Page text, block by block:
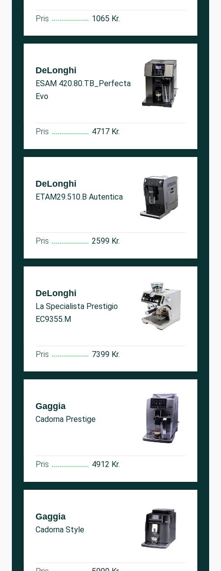
Pris 1065 Kr.
DeLonghi
ESAM 420.80.TB_Perfecta
Evo
Pris 4717 Kr.
DeLonghi
ETAM29.510.B Autentica
Pris 2599 Kr.
DeLonghi
La Specialista Prestigio
EC9355.M
Pris 7399 Kr.
Gaggia
Cadorna Prestige
Pris 4912 Kr.
Gaggia
Cadorna Style